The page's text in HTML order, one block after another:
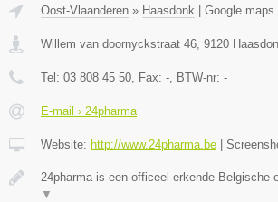
Oost-Vlaanderen » Haasdonk Google maps
Willem van doornyckstraat 46 9120
Tel: 03 808 45 50 , Fax: - , BTW-nr: -
E-mail › 24pharma
Website: http://www.24pharma.be
24pharma is een officeel erkende Belgische
▼